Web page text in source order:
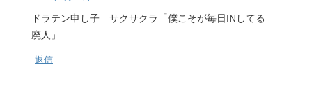
ドラテン申し子 サクサクラ「僕こそが毎日INしてる
廃人」
返信